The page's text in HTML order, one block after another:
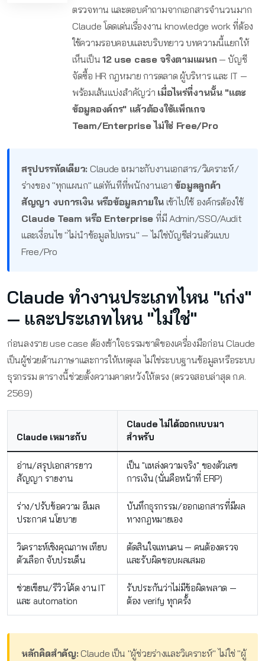
ตรวจทาน และตอบคำถามจากเอกสารจำนวนมาก
Claude โดดเด่นเรื่องงาน knowledge work ที่ต้อง
ใช้ความรอบคอบและบริบทยาว บทความนี้แยกให้
เห็นเป็น 12 use case จริงตามแผนก— บัญชี
จัดซื้อ HR กฎหมาย การตลาด ผู้บริหาร และ IT —
พร้อมเส้นแบ่งสำคัญว่า เมื่อไหร่ที่งานนั้น "แตะ
ข้อมูลองค์กร" แล้วต้องใช้แพ็กเกจ
Team/Enterprise ไม่ใช่ Free/Pro
สรุปบรรทัดเดียว: Claude เหมาะกับงานเอกสาร/วิเคราะห์/
ร่างของ "ทุกแผนก" แต่ทันทีที่พนักงานเอาข้อมูลลูกค้า
สัญญา งบการเงิน หรือข้อมูลภายใน เข้าไปใช้ องค์กรต้องใช้
Claude Team หรือ Enterprise ที่มี Admin/SSO/Audit
และเงื่อนไข "ไม่นำข้อมูลไปเทรน" — ไม่ใช่บัญชีส่วนตัวแบบ
Free/Pro
Claude ทำงานประเภทไหน "เก่ง"
— และประเภทไหน "ไม่ใช่"
ก่อนลงราย use case ต้องเข้าใจธรรมชาติของเครื่องมือก่อน Claude
เป็นผู้ช่วยด้านภาษาและการให้เหตุผล ไม่ใช่ระบบฐานข้อมูลหรือระบบ
ธุรกรรม ตารางนี้ช่วยตั้งความคาดหวังให้ตรง (ตรวจสอบล่าสุด ก.ค.
2569)
Claude เหมาะกับ
Claude ไม่ได้ออกแบบมา
สำหรับ
อ่าน/สรุปเอกสารยาว
สัญญา รายงาน
เป็น "แหล่งความจริง" ของตัวเลข
การเงิน (นั่นคือหน้าที่ ERP)
ร่าง/ปรับข้อความ อีเมล
ประกาศ นโยบาย
บันทึกธุรกรรม/ออกเอกสารที่มีผล
ทางกฎหมายเอง
วิเคราะห์เชิงคุณภาพ เทียบ
ตัวเลือก จับประเด็น
ตัดสินใจแทนคน — คนต้องตรวจ
และรับผิดชอบผลเสมอ
ช่วยเขียน/รีวิวโค้ด งาน IT
และ automation
รับประกันว่าไม่มีข้อผิดพลาด —
ต้อง verify ทุกครั้ง
หลักคิดสำคัญ: Claude เป็น "ผู้ช่วยร่างและวิเคราะห์" ไม่ใช่ "ผู้